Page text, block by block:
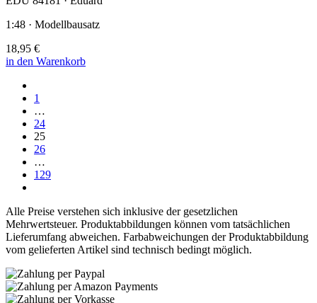
1:48 · Modellbausatz
18,95 €
in den Warenkorb
1
…
24
25
26
…
129
Alle Preise verstehen sich inklusive der gesetzlichen
Mehrwertsteuer. Produktabbildungen können vom tatsächlichen
Lieferumfang abweichen. Farbabweichungen der Produktabbildung
vom gelieferten Artikel sind technisch bedingt möglich.